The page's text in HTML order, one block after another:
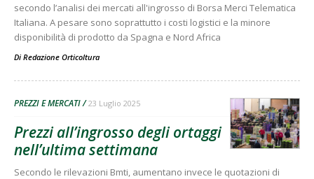
secondo l’analisi dei mercati all'ingrosso di Borsa Merci Telematica
Italiana. A pesare sono soprattutto i costi logistici e la minore
disponibilità di prodotto da Spagna e Nord Africa
Di Redazione Orticoltura
PREZZI E MERCATI 23 Luglio 2025
Prezzi all’ingrosso degli ortaggi
nell’ultima settimana
Secondo le rilevazioni Bmti, aumentano invece le quotazioni di